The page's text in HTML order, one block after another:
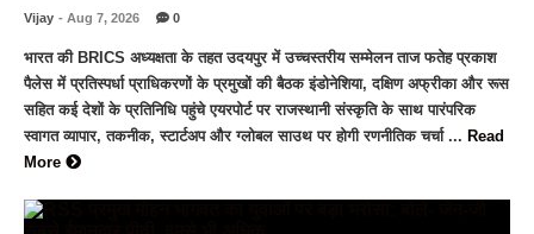
Vijay - Aug 7, 2026 0
भारत की BRICS अध्यक्षता के तहत उदयपुर में उच्चस्तरीय सम्मेलन ताज फतेह प्रकाश
पैलेस में प्रतिस्पर्धा प्राधिकरणों के प्रमुखों की बैठक इंडोनेशिया, दक्षिण अफ्रीका और रूस
सहित कई देशों के प्रतिनिधि पहुंचे एयरपोर्ट पर राजस्थानी संस्कृति के साथ पारंपरिक
स्वागत व्यापार, तकनीक, स्टार्टअप और ग्लोबल साउथ पर होगी रणनीतिक चर्चा ... Read
More